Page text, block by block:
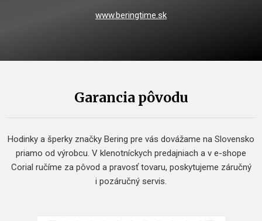
www.beringtime.sk
Garancia pôvodu
Hodinky a šperky značky Bering pre vás dovážame na Slovensko
priamo od výrobcu. V klenotníckych predajniach a v e-shope
Corial ručíme za pôvod a pravosť tovaru, poskytujeme záručný
i pozáručný servis.